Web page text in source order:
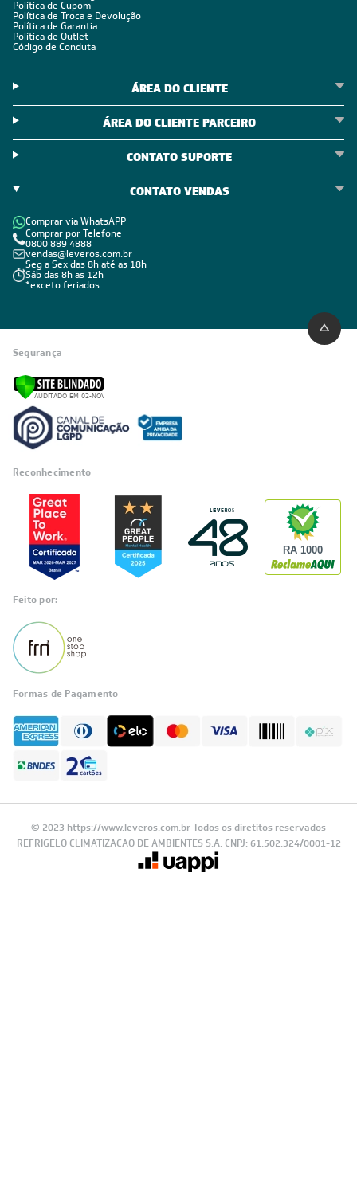
Política de Cupom
Política de Troca e Devolução
Política de Garantia
Política de Outlet
Código de Conduta
ÁREA DO CLIENTE
ÁREA DO CLIENTE PARCEIRO
CONTATO SUPORTE
CONTATO VENDAS
Comprar via WhatsAPP
Comprar por Telefone
0800 889 4888
vendas@leveros.com.br
Seg a Sex das 8h até as 18h
Sáb das 8h as 12h
*exceto feriados
Segurança
Reconhecimento
RA 1000
Feito por:
Formas de Pagamento
© 2023 https://www.leveros.com.br Todos os diretitos reservados
REFRIGELO CLIMATIZACAO DE AMBIENTES S.A. CNPJ: 61.502.324/0001-12